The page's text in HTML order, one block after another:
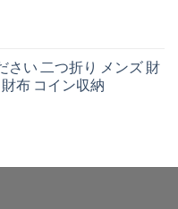
さい 二つ折り メンズ 財
布 コイン収納